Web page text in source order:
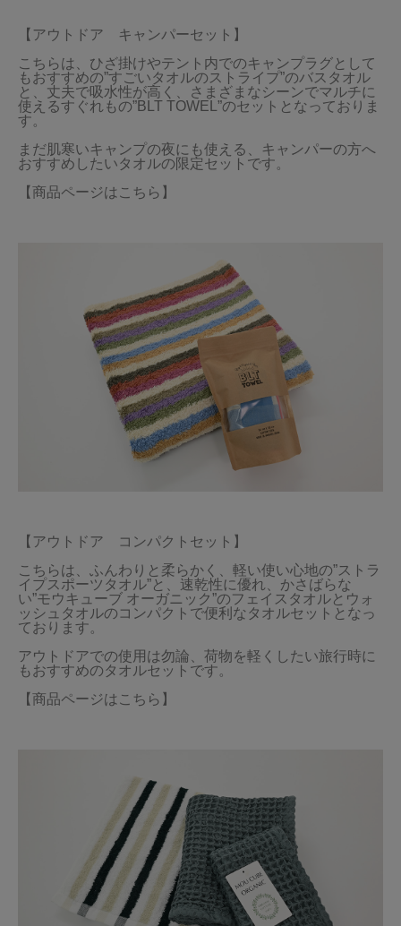
【アウトドア　キャンパーセット】
こちらは、ひざ掛けやテント内でのキャンプラグとして
もおすすめの”すごいタオルのストライプ”のバスタオル
と、丈夫で吸水性が高く、さまざまなシーンでマルチに
使えるすぐれもの”BLT TOWEL”のセットとなっておりま
す。
まだ肌寒いキャンプの夜にも使える、キャンパーの方へ
おすすめしたいタオルの限定セットです。
【商品ページはこちら】
【アウトドア　コンパクトセット】
こちらは、ふんわりと柔らかく、軽い使い心地の”ストラ
イプスポーツタオル”と、速乾性に優れ、かさばらな
い”モウキューブ オーガニック”のフェイスタオルとウォ
ッシュタオルのコンパクトで便利なタオルセットとなっ
ております。
アウトドアでの使用は勿論、荷物を軽くしたい旅行時に
もおすすめのタオルセットです。
【商品ページはこちら】